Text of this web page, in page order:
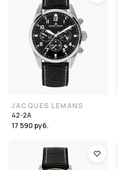
JACQUES LEMANS
42-2A
17 590 руб.